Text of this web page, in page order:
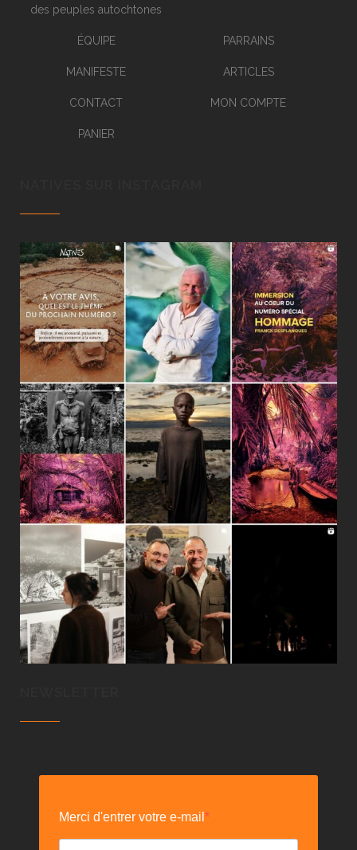
des peuples autochtones
ÉQUIPE PARRAINS
MANIFESTE ARTICLES
CONTACT MON COMPTE
PANIER
Merci d'entrer votre e-mail